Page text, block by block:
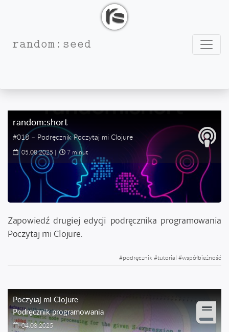
random:seed
random:short
#018 – Podręcznik Poczytaj mi Clojure
05.08.2025 | 7 minut
Zapowiedź drugiej edycji podręcznika programowania
Poczytaj mi Clojure.
#podręcznik #tutorial #współbieżność
Poczytaj mi Clojure
Podręcznik programowania
04.08.2025